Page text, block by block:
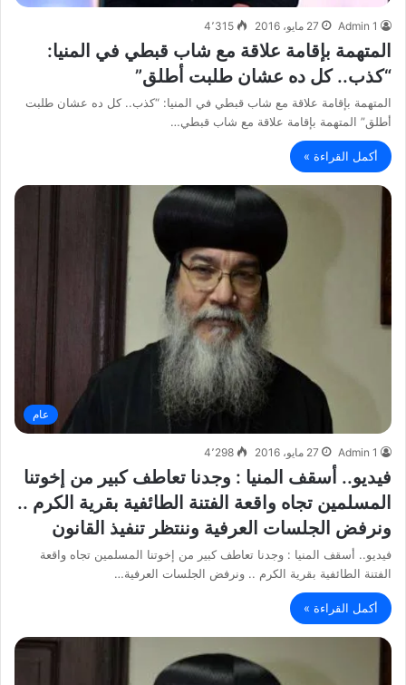
Admin 1 27 مايو، 2016 4٬315
المتهمة بإقامة علاقة مع شاب قبطي في المنيا:
“كذب.. كل ده عشان طلبت أطلق”
المتهمة بإقامة علاقة مع شاب قبطي في المنيا: “كذب.. كل ده عشان طلبت
أطلق” المتهمة بإقامة علاقة مع شاب قبطي…
أكمل القراءة »
عام
Admin 1 27 مايو، 2016 4٬298
فيديو.. أسقف المنيا : وجدنا تعاطف كبير من إخوتنا
المسلمين تجاه واقعة الفتنة الطائفية بقرية الكرم ..
ونرفض الجلسات العرفية وننتظر تنفيذ القانون
فيديو.. أسقف المنيا : وجدنا تعاطف كبير من إخوتنا المسلمين تجاه واقعة
الفتنة الطائفية بقرية الكرم .. ونرفض الجلسات العرفية…
أكمل القراءة »